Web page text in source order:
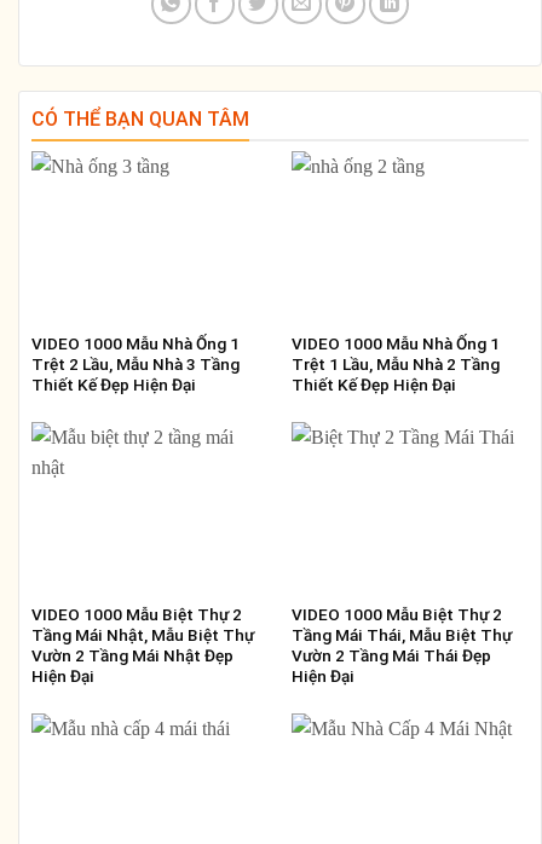
CÓ THỂ BẠN QUAN TÂM
VIDEO 1000 Mẫu Nhà Ống 1
Trệt 2 Lầu, Mẫu Nhà 3 Tầng
Thiết Kế Đẹp Hiện Đại
VIDEO 1000 Mẫu Nhà Ống 1
Trệt 1 Lầu, Mẫu Nhà 2 Tầng
Thiết Kế Đẹp Hiện Đại
VIDEO 1000 Mẫu Biệt Thự 2
Tầng Mái Nhật, Mẫu Biệt Thự
Vườn 2 Tầng Mái Nhật Đẹp
Hiện Đại
VIDEO 1000 Mẫu Biệt Thự 2
Tầng Mái Thái, Mẫu Biệt Thự
Vườn 2 Tầng Mái Thái Đẹp
Hiện Đại